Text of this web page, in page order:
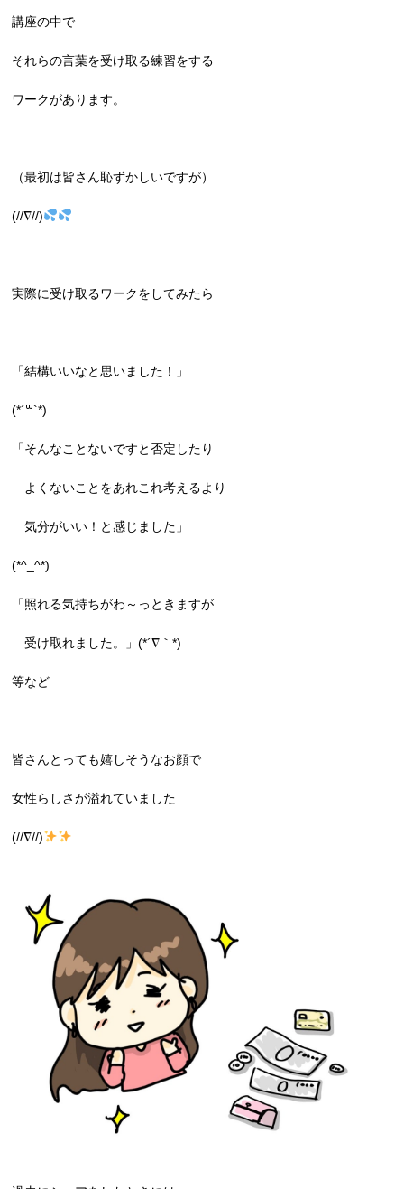
講座の中で
それらの言葉を受け取る練習をする
ワークがあります。
（最初は皆さん恥ずかしいですが）
(//∇//)
実際に受け取るワークをしてみたら
「結構いいなと思いました！」
(*´꒳`*)
「そんなことないですと否定したり
よくないことをあれこれ考えるより
気分がいい！と感じました」
(*^_^*)
「照れる気持ちがわ～っときますが
受け取れました。」(*´∇｀*)
等など
皆さんとっても嬉しそうなお顔で
女性らしさが溢れていました
(//∇//)